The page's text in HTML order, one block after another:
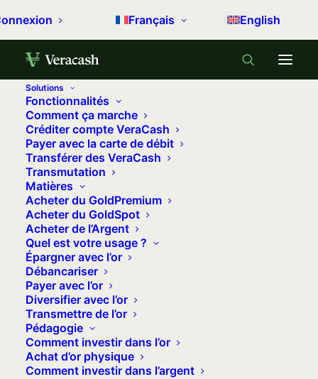
Français English
Solutions
Fonctionnalités
Comment ça marche
Créditer compte VeraCash
Payer avec la carte de débit
Transférer des VeraCash
Transmutation
Matières
Acheter du GoldPremium
Acheter du GoldSpot
Acheter de l’Argent
Quel est votre usage ?
Épargner avec l’or
Débancariser
Payer avec l’or
Diversifier avec l’or
Transmettre de l’or
Pédagogie
Comment investir dans l’or
Achat d’or physique
Comment investir dans l’argent
Accueil
Dans les coulisses
Veracash engage une levée de fonds pour ancrer son
statut de plateforme atypique
Veracash engage une levée de fonds
pour ancrer son statut de plateforme
atypique
5 janvier 2021 • 13 minutes • 13 commentaires
[Mis à jour le 13 janvier 2021]
Annoncée en direct sur Youtube à nos
clients, le vendredi 27 novembre 2021,
Veracash affirme clairement ses
ambitions de développement.